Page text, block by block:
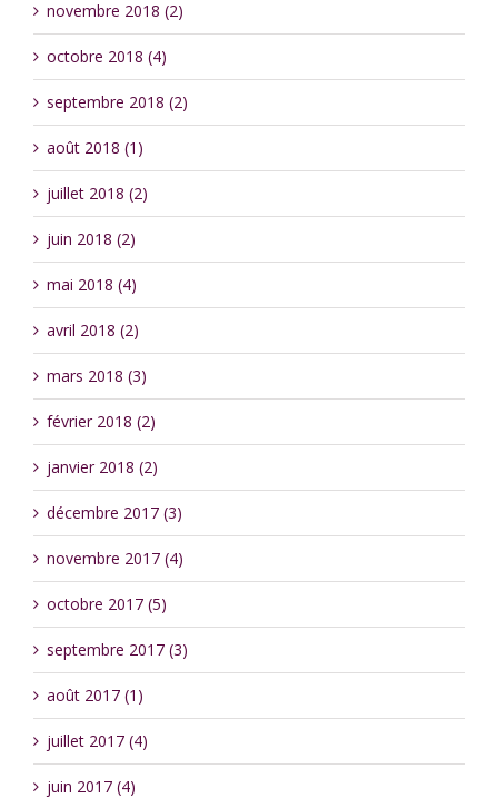
novembre 2018 (2)
octobre 2018 (4)
septembre 2018 (2)
août 2018 (1)
juillet 2018 (2)
juin 2018 (2)
mai 2018 (4)
avril 2018 (2)
mars 2018 (3)
février 2018 (2)
janvier 2018 (2)
décembre 2017 (3)
novembre 2017 (4)
octobre 2017 (5)
septembre 2017 (3)
août 2017 (1)
juillet 2017 (4)
juin 2017 (4)